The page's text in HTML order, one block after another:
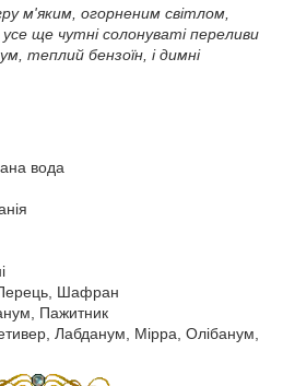
м'яким, огорненим світлом,
ще чутні солонуваті переливи
теплий бензоїн, і димні
вода
Шафран
Пажитник
Лабданум, Мірра, Олібанум,